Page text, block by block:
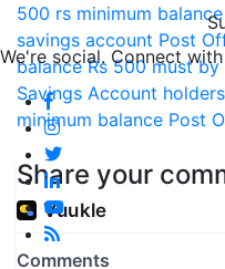
We're social. Connect
500 rs minimum
savings account Post
balance Rs 500 must by
Savings Account holders
minimum balance Post
Share your